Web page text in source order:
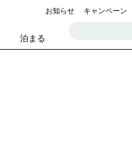
お知らせ キャンペーン
泊まる